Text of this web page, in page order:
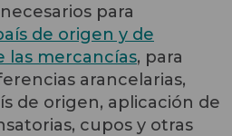
para
de origen y de
las mercancías, para
arancelarias,
de origen, aplicación de
cupos y otras